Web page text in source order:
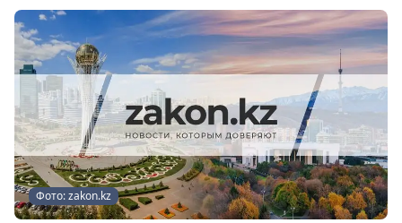
Фото: zakon.kz